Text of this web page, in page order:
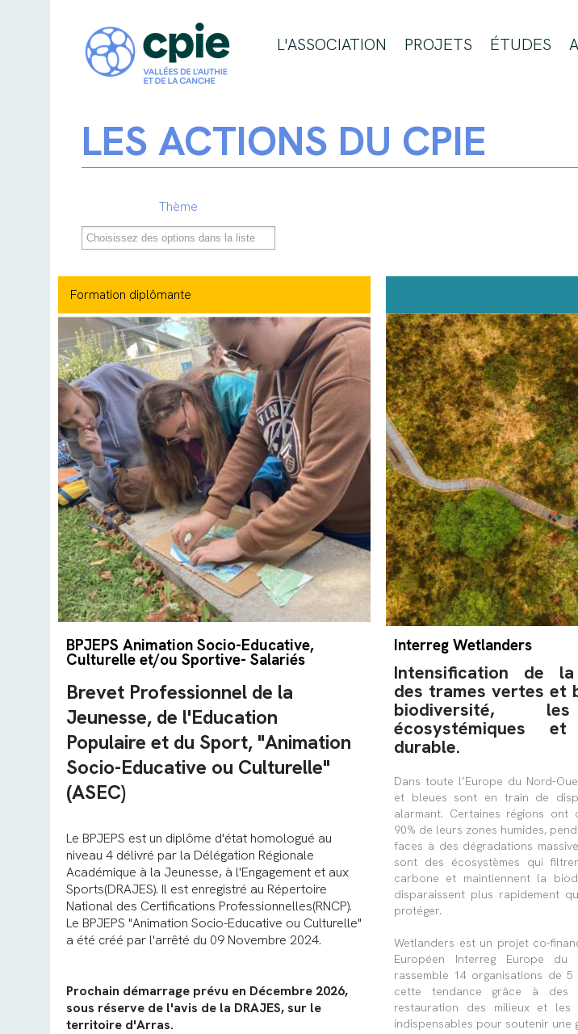
L'ASSOCIATION PROJETS ÉTUDES
LES ACTIONS DU CPIE
Thème
Formation diplômante
BPJEPS Animation Socio-Educative,
Culturelle et/ou Sportive- Salariés
Brevet Professionnel de la
Jeunesse, de l'Education
Populaire et du Sport, "Animation
Socio-Educative ou Culturelle"
(ASEC)
Le BPJEPS est un diplôme d'état homologué au
niveau 4 délivré par la Délégation Régionale
Académique à la Jeunesse, à l'Engagement et aux
Sports(DRAJES). Il est enregistré au Répertoire
National des Certifications Professionnelles(RNCP).
Le BPJEPS "Animation Socio-Educative ou Culturelle"
a été créé par l'arrêté du 09 Novembre 2024.
Prochain démarrage prévu en Décembre 2026,
sous réserve de l'avis de la DRAJES, sur le
territoire d'Arras.
Interreg Wetlanders
Intensification de
des trames vertes et
biodiversité,
écosystémiques
durable.
Dans toute l’Europe du Nord-
et bleues sont en train de
alarmant. Certaines régions
90% de leurs zones humides,
faces à des dégradations
sont des écosystèmes qui
carbone et maintiennent la
disparaissent plus rapidement
protéger.
Wetlanders est un projet co-
Européen Interreg Europe
rassemble 14 organisations de
cette tendance grâce à des
restauration des milieux et les
indispensables pour soutenir une